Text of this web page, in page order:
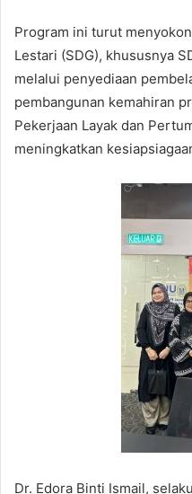
Program ini turut
Lestari (SDG), khususnya
melalui penyediaan
pembangunan kemahiran
Pekerjaan Layak dan
meningkatkan
Dr. Edora Binti Ismail,